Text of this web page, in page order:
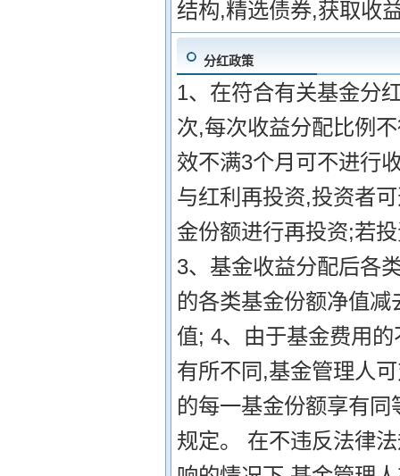
结构,精选债券,获取收
分红政策
1、在符合有关基金分
次,每次收益分配比例
效不满3个月可不进行
与红利再投资,投资者
金份额进行再投资;若
3、基金收益分配后各
的各类基金份额净值
值; 4、由于基金费用
有所不同,基金管理人
的每一基金份额享有
规定。 在不违反法律